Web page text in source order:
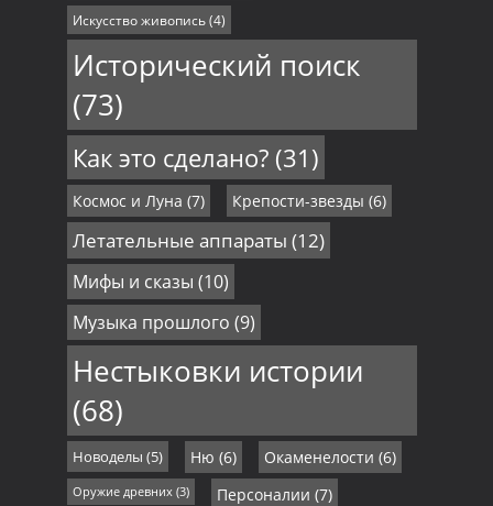
Искусство живопись(4)
Исторический поиск
(73)
Как это сделано?(31)
Космос и Луна (7) Крепости-звезды (6)
Летательные аппараты (12)
Мифы и сказы (10)
Музыка прошлого (9)
Нестыковки истории
(68)
Новоделы (5) Ню (6) Окаменелости (6)
Оружие древних (3) Персоналии (7)